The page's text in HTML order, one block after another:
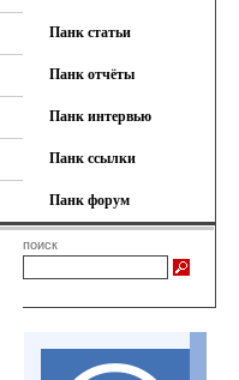
Панк статьи
Панк отчёты
Панк интервью
Панк ссылки
Панк форум
поиск